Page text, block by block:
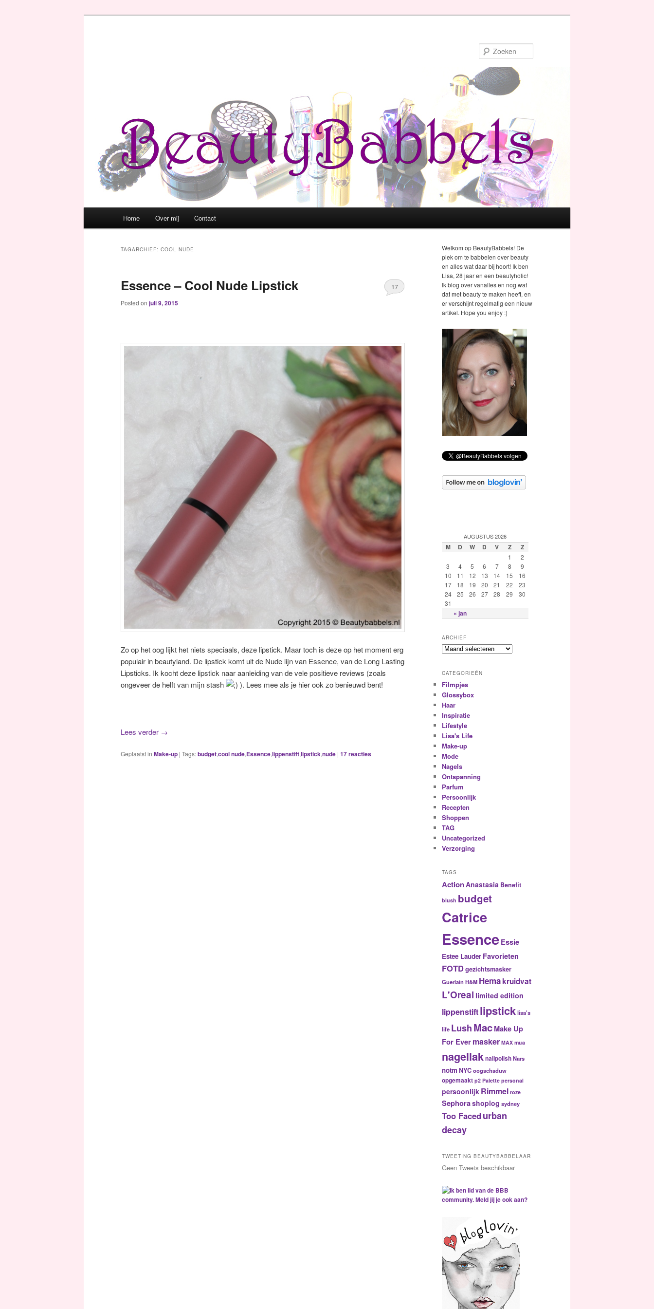
Spring naar de primaire inhoud
Spring naar de secundaire inhoud
Home Over mij Contact
TAGARCHIEF: COOL NUDE
Essence – Cool Nude Lipstick
Posted on juli 9, 2015
17
Zo op het oog lijkt het niets speciaals, deze lipstick. Maar toch is deze op het moment erg
populair in beautyland. De lipstick komt uit de Nude lijn van Essence, van de Long Lasting
Lipsticks. Ik kocht deze lipstick naar aanleiding van de vele positieve reviews (zoals
ongeveer de helft van mijn stash
). Lees mee als je hier ook zo benieuwd bent!
Lees verder →
Geplaatst in Make-up | Tags:budget,cool nude,Essence,lippenstift,lipstick,nude | 17reacties
Welkom op BeautyBabbels! De
plek om te babbelen over beauty
en alles wat daar bij hoort! Ik ben
Lisa, 28 jaar en een beautyholic!
Ik blog over vanalles en nog wat
dat met beauty te maken heeft, en
er verschijnt regelmatig een nieuw
artikel. Hope you enjoy :)
AUGUSTUS 2026
M D W D V Z Z
« jan
1
2
3
4 5 6 7 8
9
10
11 12 13 14 15
16
17
18 19 20 21 22
23
24
25 26 27 28 29
30
31
ARCHIEF
CATEGORIEËN
Filmpjes
Glossybox
Haar
Inspiratie
Lifestyle
Lisa's Life
Make-up
Mode
Nagels
Ontspanning
Parfum
Persoonlijk
Recepten
Shoppen
TAG
Uncategorized
Verzorging
TAGS
ActionAnastasia Benefit
blush budget
Catrice
EssenceEssie
Estee Lauder Favorieten
FOTDgezichtsmasker
Guerlain H&M Hemakruidvat
L'Oreal limited edition
lippenstiftlipsticklisa's
life LushMacMake Up
For Evermasker MAX mua
nagellaknailpolishNars
notm NYCoogschaduw
opgemaakt p2 Palette personal
persoonlijk Rimmel roze
Sephorashoplog sydney
Too Faced urban
decay
TWEETING BEAUTYBABBELAAR
Geen Tweets beschikbaar